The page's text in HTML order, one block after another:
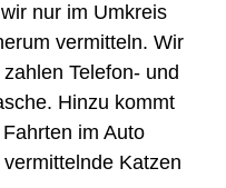
nur im Umkreis
vermitteln. Wir
Telefon- und
Hinzu kommt
im Auto
Katzen